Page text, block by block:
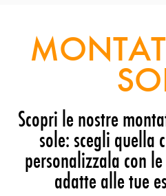
Scopri le nostre
sole: scegli quella
personalizzala con
adatte alle tue